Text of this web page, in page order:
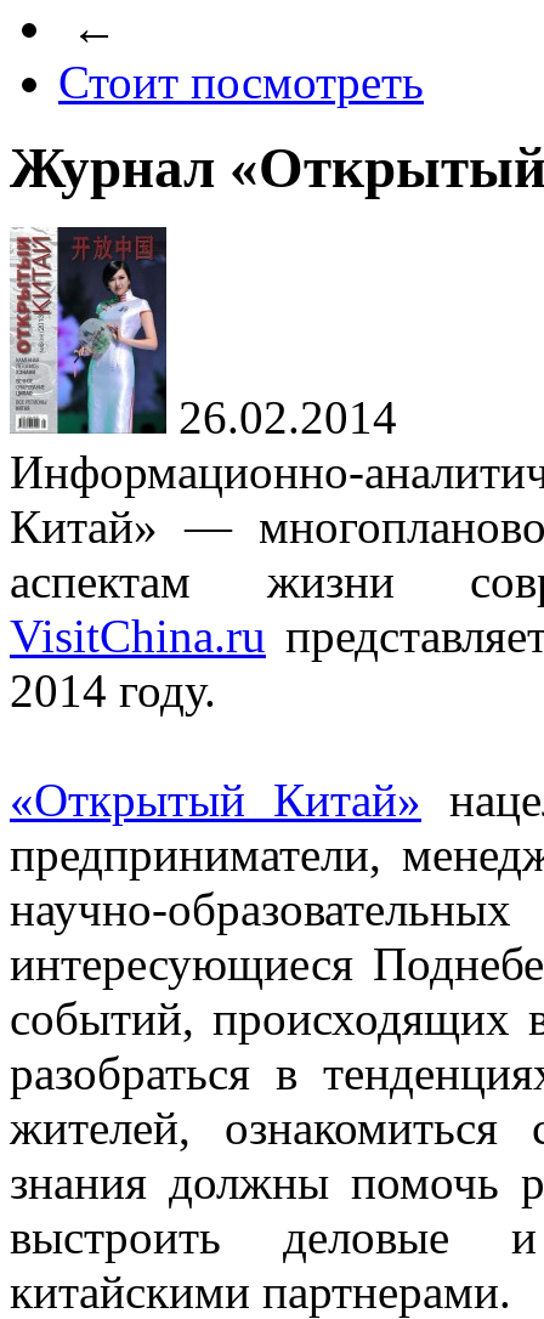
←
Стоит посмотреть
Журнал
26.02.2014
Информационно-
Китай» —
аспектам жизни
VisitChina.ru
2014 году.
«Открытый Китай»
предприниматели,
научно-
интересующиеся
событий, происходящих
разобраться в
жителей,
знания должны помочь
выстроить деловые
китайскими партнерами.